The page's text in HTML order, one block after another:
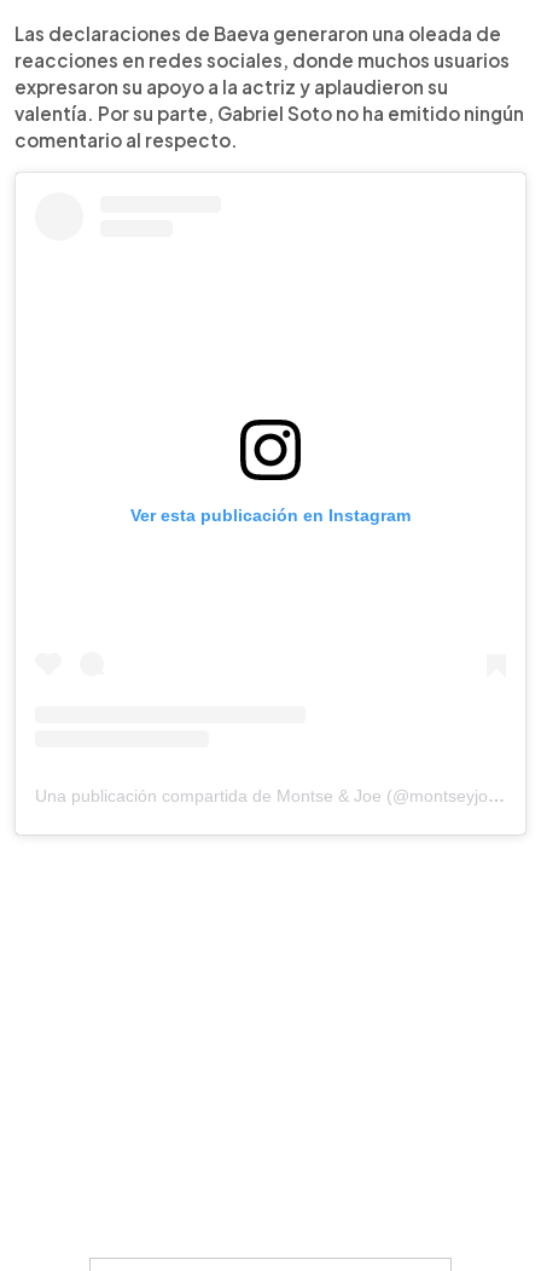
Las declaraciones de Baeva generaron una oleada de
reacciones en redes sociales, donde muchos usuarios
expresaron su apoyo a la actriz y aplaudieron su
valentía. Por su parte, Gabriel Soto no ha emitido ningún
comentario al respecto.
Ver esta publicación en Instagram
Una publicación compartida de Montse & Joe (@montseyjoetv)